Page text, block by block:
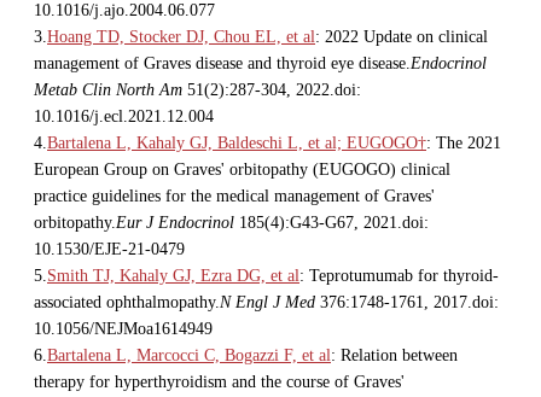
10.1016/j.ajo.2004.06.077
3.Hoang TD, Stocker DJ, Chou EL, et al: 2022 Update on clinical
management of Graves disease and thyroid eye disease.Endocrinol
Metab Clin North Am 51(2):287-304, 2022.doi:
10.1016/j.ecl.2021.12.004
4.Bartalena L, Kahaly GJ, Baldeschi L, et al; EUGOGO†: The 2021
European Group on Graves' orbitopathy (EUGOGO) clinical
practice guidelines for the medical management of Graves'
orbitopathy.Eur J Endocrinol 185(4):G43-G67, 2021.doi:
10.1530/EJE-21-0479
5.Smith TJ, Kahaly GJ, Ezra DG, et al: Teprotumumab for thyroid-
associated ophthalmopathy.N Engl J Med 376:1748-1761, 2017.doi:
10.1056/NEJMoa1614949
6.Bartalena L, Marcocci C, Bogazzi F, et al: Relation between
therapy for hyperthyroidism and the course of Graves'